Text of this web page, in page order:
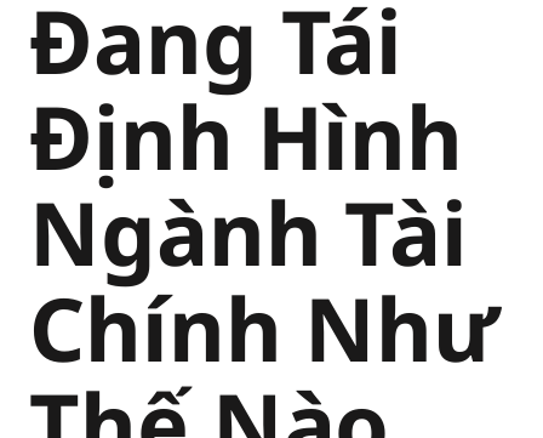
Đang Tái
Định Hình
Ngành Tài
Chính Như